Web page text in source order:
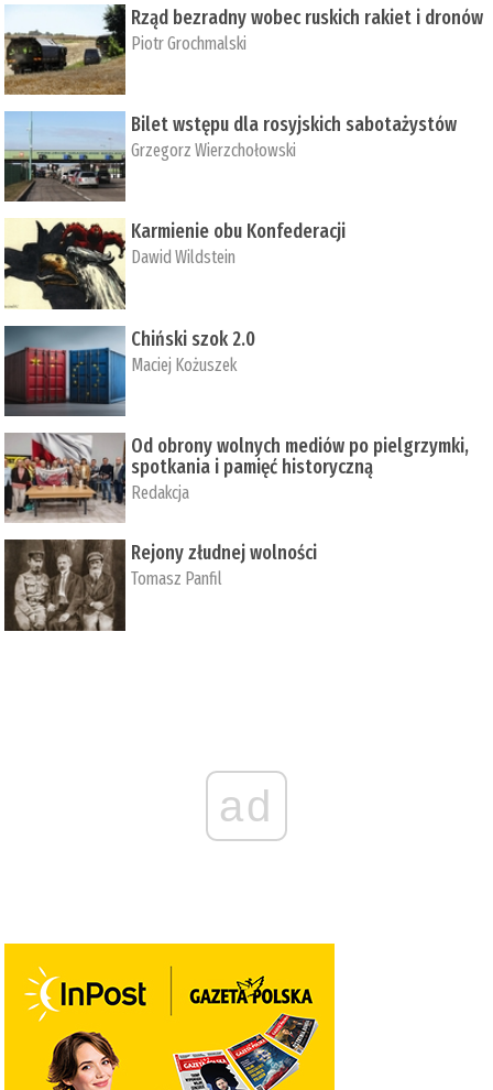
Rząd bezradny wobec ruskich rakiet i dronów
Piotr Grochmalski
Bilet wstępu dla rosyjskich sabotażystów
Grzegorz Wierzchołowski
Karmienie obu Konfederacji
Dawid Wildstein
Chiński szok 2.0
Maciej Kożuszek
Od obrony wolnych mediów po pielgrzymki,
spotkania i pamięć historyczną
Redakcja
Rejony złudnej wolności
Tomasz Panfil
ad